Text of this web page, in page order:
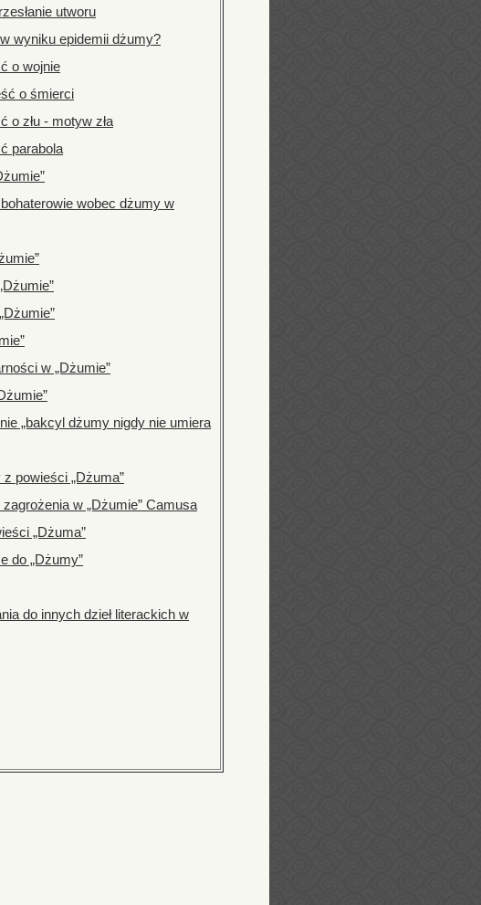
utworu
wyniku epidemii dżumy?
o wojnie
o śmierci
o złu - motyw zła
parabola
wobec dżumy w
w „Dżumie”
„bakcyl dżumy nigdy nie umiera
powieści „Dżuma”
w „Dżumie” Camusa
„Dżuma”
do „Dżumy”
do innych dzieł literackich w